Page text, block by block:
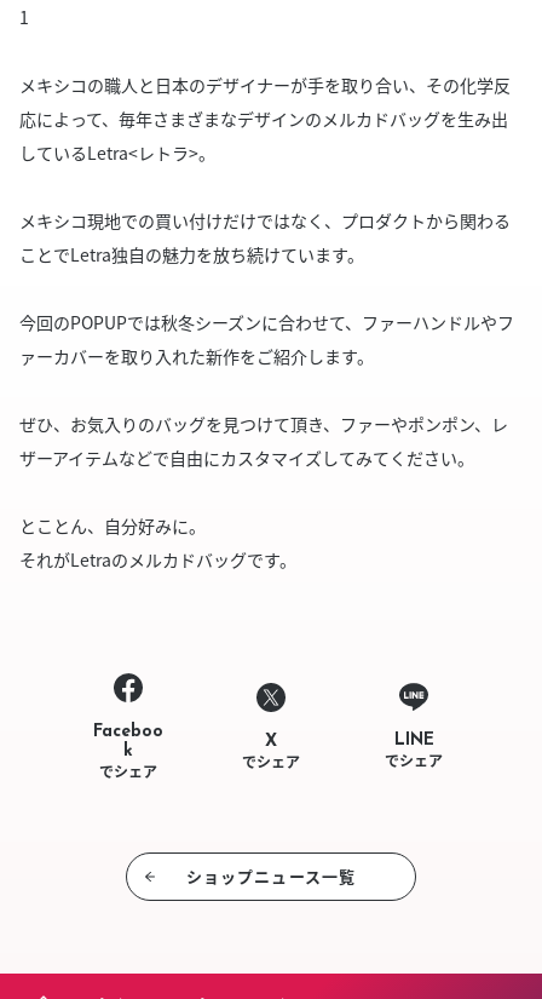
1
メキシコの職人と日本のデザイナーが手を取り合い、その化学反
応によって、毎年さまざまなデザインのメルカドバッグを生み出
しているLetra<レトラ>。
メキシコ現地での買い付けだけではなく、プロダクトから関わる
ことでLetra独自の魅力を放ち続けています。
今回のPOPUPでは秋冬シーズンに合わせて、ファーハンドルやフ
ァーカバーを取り入れた新作をご紹介します。
ぜひ、お気入りのバッグを見つけて頂き、ファーやポンポン、レ
ザーアイテムなどで自由にカスタマイズしてみてください。
とことん、自分好みに。
それがLetraのメルカドバッグです。
Faceboo
k
でシェア
X
でシェア
LINE
でシェア
ショップニュース⼀覧